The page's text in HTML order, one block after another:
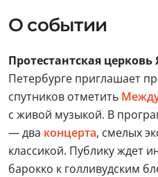
О событии
Протестантская
Петербурге приглашает
спутников отметить
с живой музыкой. В
— два концерта, смелых
классикой. Публику ждет
барокко к голливудским